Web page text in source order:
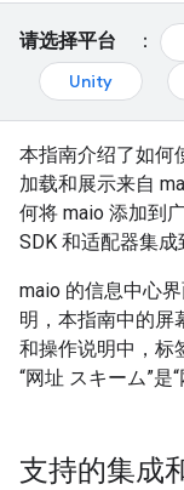
请选择平台 ：
Unity
本指南介绍了如何
加载和展示来自
何将 maio 添加到
SDK 和适配器集成
maio 的信息中心
明，本指南中的屏
和操作说明中，标
“网址 スキーム”是“
支持的集成